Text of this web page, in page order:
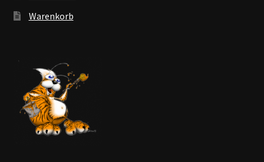
Warenkorb